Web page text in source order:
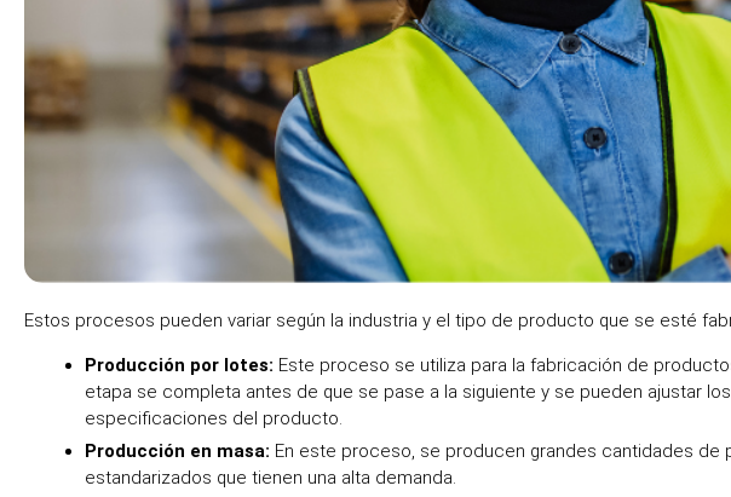
Estos procesos pueden variar según la industria y el tipo de producto que se esté
Producción por lotes: Este proceso se utiliza para la fabricación de
etapa se completa antes de que se pase a la siguiente y se pueden ajustar
especificaciones del producto.
Producción en masa: En este proceso, se producen grandes cantidades
estandarizados que tienen una alta demanda.